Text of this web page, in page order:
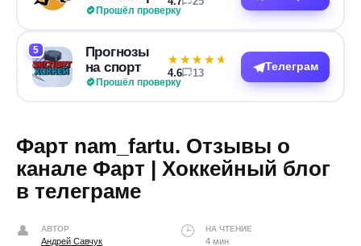
Прошёл проверку
5
Прогнозы
на спорт
Прошёл проверку
★★★★★
★★★★★
4.6 13
Телеграм
Фарт nam_fartu. Отзывы о
канале Фарт | Хоккейный блог
в телеграме
АВТОР
Андрей Савчук
НА ЧТЕНИЕ
4 мин